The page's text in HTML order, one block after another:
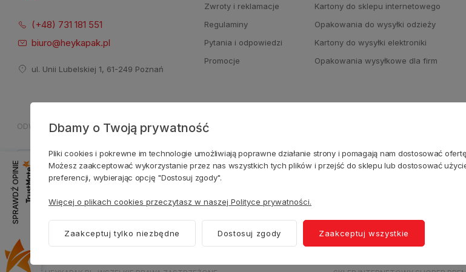
(+48) 731 181 551
biuro@heykapak.pl
ul. Unii Lubelskiej 1, 61-249 Poznań
Zwroty i reklamacje
Regulaminy
Pytania i odpowiedzi
Promocje
Kartony do sklepu internetowego
Opakowania do wysyłki odzieży
Kartony do wysyłki elektroniki
Opakowania wysyłkowe dla firm
ODWIEDŹ NASZE SOCIAL MEDIA ZAUFANE PŁATNOŚCI
SPRAWDŹ OPINIE
Dbamy o Twoją prywatność
Pliki cookies i pokrewne im technologie umożliwiają poprawne działanie strony i pomagają nam dostosować
Możesz zaakceptować wykorzystanie przez nas wszystkich tych plików i przejść do sklepu lub dostosować
preferencji, wybierając opcję "Dostosuj zgody".
Więcej o plikach cookies przeczytasz w naszej Polityce prywatności.
Zaakceptuj tylko niezbędne Dostosuj zgody Zaakceptuj wszystkie